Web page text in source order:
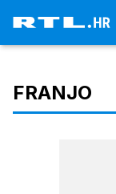
FRANJO